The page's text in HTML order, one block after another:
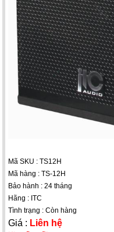
Mã SKU : TS12H
Mã hàng : TS-12H
Bảo hành : 24 tháng
Hãng : ITC
Tình trạng : Còn hàng
Giá : Liên hệ